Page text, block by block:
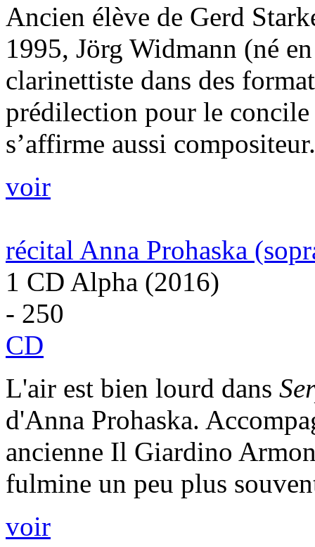
Ancien élève de Gerd
1995, Jörg Widmann (né
clarinettiste dans des
prédilection pour le
s’affirme aussi
voir
récital Anna Prohaska
1 CD Alpha (2016)
- 250
CD
L'air est bien lourd dans
d'Anna Prohaska.
ancienne Il Giardino
fulmine un peu plus
voir